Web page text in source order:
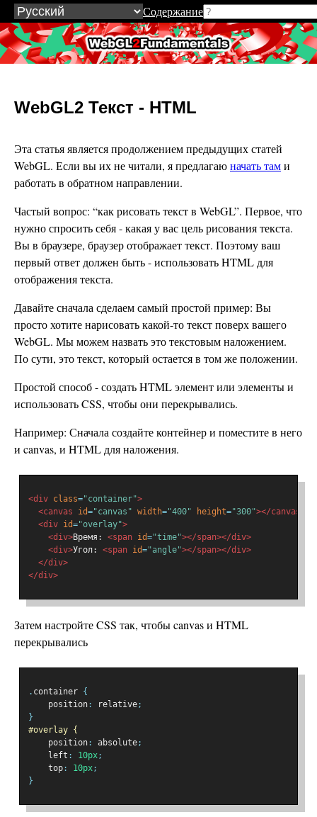
Содержание
WebGL2Fundamentals.org
WebGL2 Текст - HTML
Эта статья является продолжением предыдущих статей
WebGL. Если вы их не читали, я предлагаюначать тами
работать в обратном направлении.
Частый вопрос: “как рисовать текст в WebGL”. Первое, что
нужно спросить себя - какая у вас цель рисования текста.
Вы в браузере, браузер отображает текст. Поэтому ваш
первый ответ должен быть - использовать HTML для
отображения текста.
Давайте сначала сделаем самый простой пример: Вы
просто хотите нарисовать какой-то текст поверх вашего
WebGL. Мы можем назвать это текстовым наложением.
По сути, это текст, который остается в том же положении.
Простой способ - создать HTML элемент или элементы и
использовать CSS, чтобы они перекрывались.
Например: Сначала создайте контейнер и поместите в него
и canvas, и HTML для наложения.
<div class="container">
<canvas
id="canvas" width="400" height="300"></canvas>
<div id="overlay">
<div>Время: <span id="time"></span></div>
<div>Угол: <span id="angle"></span></div>
</div>
</div>
Затем настройте CSS так, чтобы canvas и HTML
перекрывались
. container {
    position
: relative;
}
#overlay {
    position
: absolute;
    left
: 10px;
    top
: 10px;
}